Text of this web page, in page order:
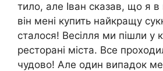
тило, але Іван сказав, що я в
він мені купить найкращу
сталося! Весілля ми пішли у
ресторані міста. Все
чудово! Але один випадок